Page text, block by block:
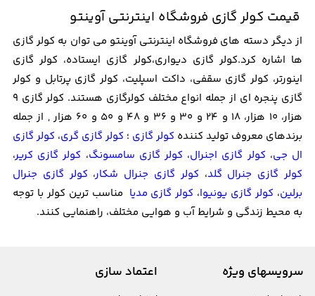
قیمت کولر گازی فروشگاه اینترنتی آوینتو
از دیگر دسته های فروشگاه اینترنتی آوینتو می توان به کولر گازی
ها اشاره کرد.کولر گازی دیواری،کولر گازی ایستاده، کولر گازی
اینورتر، کولر گازی سقفی، داکت اسپلیت، کولر گازی پرتابل و کولر
گازی پنجره ای از جمله انواع مختلف کولرگازی هستند. کولر گازی 9
هزار، 10 هزار، 18 و 24 و 30 و 36 و 48 و 50 و 60 هزار , از جمله
برندهای معروف تولید کننده کولر گازی ؛ کولر گازی گری،کولر گازی
ال جی،کولر گازی اجنرال، کولر گازی سامسونگ، کولر گازی کریر،
کولر گازی جنرال گلد،کولر گازی جنرال شکار،کولر گازی جنرال
برلین، کولر گازی یونیوا، کولر گازی مدیا مناسب ترین کولر با توجه
به محیط زندگی و شرایط آب و هوایی مختلف، راهنمایی کنند.
سرویسهای ویژه اعتماد سازی